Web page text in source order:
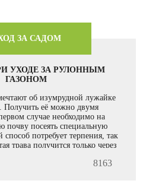
ЗА САДОМ
УХОДЕ ЗА РУЛОННЫМ
ГАЗОНОМ
об изумрудной лужайке
Получить её можно двумя
случае необходимо на
почву посеять специальную
способ потребует терпения, так
трава получится только через
8163